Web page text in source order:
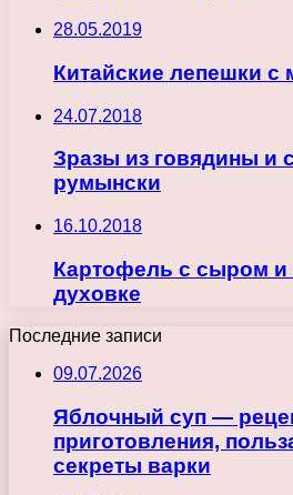
28.05.2019
Китайские лепешки
24.07.2018
Зразы из говядины и
румынски
16.10.2018
Картофель с сыром и
духовке
Последние записи
09.07.2026
Яблочный суп —
приготовления,
секреты варки